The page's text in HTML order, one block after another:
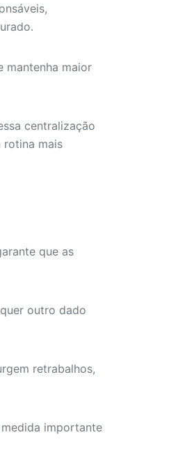
mantenha maior
centralização
rotina mais
que as
outro dado
retrabalhos,
importante